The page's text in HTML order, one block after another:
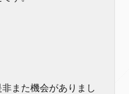
また機会がありまし